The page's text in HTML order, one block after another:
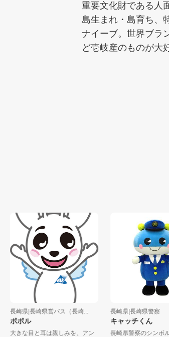
重要文化財である人
島生まれ・島育ち、
ナイーブ。世界ブラ
ど壱岐産のものが大
長崎県|長崎県営バス（長崎...
ポポル
大きな目と耳は親しみを、アン
長崎県|長崎県警察
キャッチくん
長崎県警察のシン